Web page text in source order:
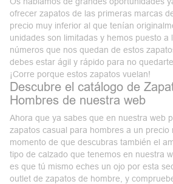
ofrecer zapatos de las primeras marcas
precio muy inferior al que tenían
unidades son limitadas y hemos puesto a
números que nos quedan de estos
debes estar ágil y rápido para no
¡Corre porque estos zapatos vuelan!
Descubre el catálogo de
Hombres de nuestra web
Ahora que ya sabes que en nuestra web
zapatos casual para hombres a un precio
momento de que descubras también el
tipo de calzado que tenemos en nuestra
es que tú mismo eches un ojo por esta
outlet de zapatos de hombre , y